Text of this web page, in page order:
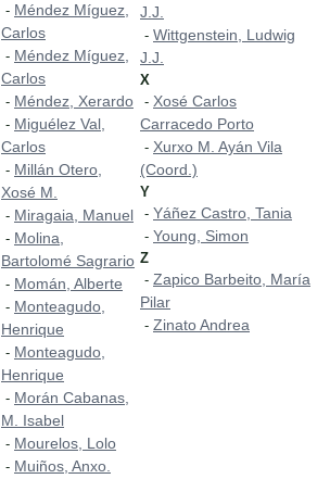
- Méndez Míguez,
Carlos
- Méndez Míguez,
Carlos
- Méndez, Xerardo
- Miguélez Val,
Carlos
- Millán Otero,
Xosé M.
- Miragaia, Manuel
- Molina,
Bartolomé Sagrario
- Momán, Alberte
- Monteagudo,
Henrique
- Monteagudo,
Henrique
- Morán Cabanas,
M. Isabel
- Mourelos, Lolo
- Muiños, Anxo.
J.J.
- Wittgenstein, Ludwig
J.J.
X
- Xosé Carlos
Carracedo Porto
- Xurxo M. Ayán Vila
(Coord.)
Y
- Yáñez Castro, Tania
- Young, Simon
Z
- Zapico Barbeito, María
Pilar
- Zinato Andrea